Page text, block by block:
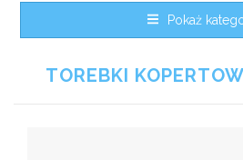
Pokaż
TOREBKI